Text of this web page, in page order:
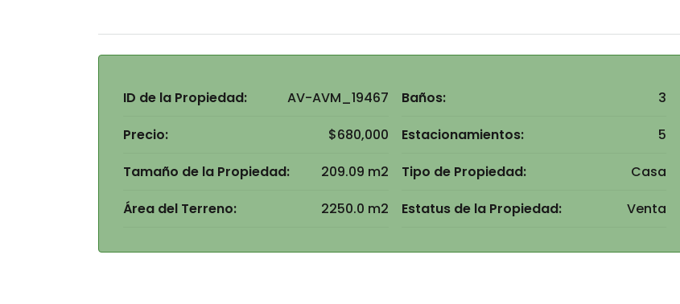
ID de la Propiedad:
AV-AVM_19467
Precio:
$680,000
Tamaño de la Propiedad:
209.09 m2
Área del Terreno:
2250.0 m2
Baños:
3
Estacionamientos:
5
Tipo de Propiedad:
Casa
Estatus de la Propiedad:
Venta